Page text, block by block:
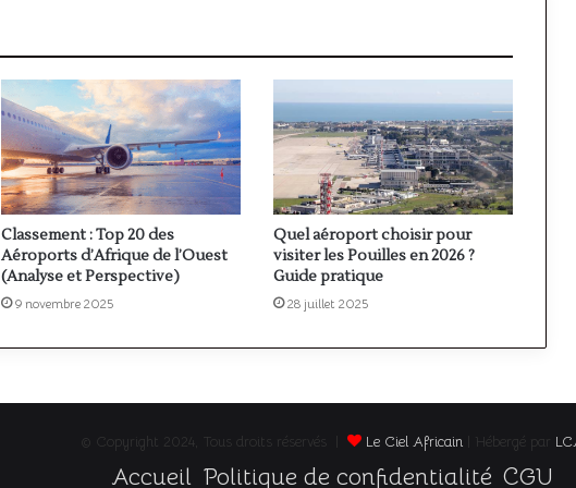
Classement : Top 20 des
Aéroports d’Afrique de l’Ouest
(Analyse et Perspective)
9 novembre 2025
Quel aéroport choisir pour
visiter les Pouilles en 2026 ?
Guide pratique
28 juillet 2025
© Copyright 2024, Tous droits réservés | Le Ciel Africain | Hébergé par
Accueil Politique de confidentialité CGU